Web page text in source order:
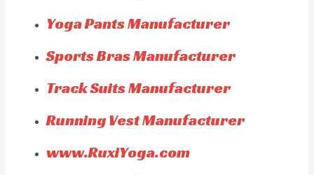
Yoga Pants Manufacturer
Sports Bras Manufacturer
Track Suits Manufacturer
Running Vest Manufacturer
www.RuxiYoga.com